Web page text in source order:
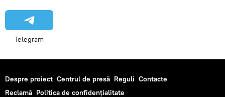
Telegram
Despre proiect Centrul de presă Reguli Contacte
Reclamă Politica de confidențialitate